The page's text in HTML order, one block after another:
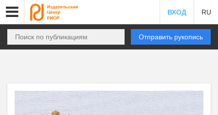
ВХОД RU
Отправить рукопись